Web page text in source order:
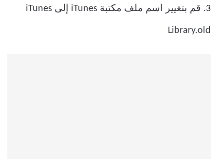
3. قم بتغيير اسم ملف مكتبة iTunes إلى iTunes
Library.old